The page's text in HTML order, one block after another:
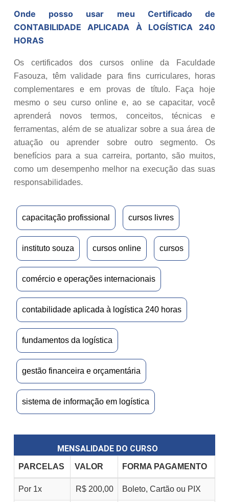
Onde posso usar meu Certificado de
CONTABILIDADE APLICADA À LOGÍSTICA 240
HORAS
Os certificados dos cursos online da Faculdade
Fasouza, têm validade para fins curriculares, horas
complementares e em provas de título. Faça hoje
mesmo o seu curso online e, ao se capacitar, você
aprenderá novos termos, conceitos, técnicas e
ferramentas, além de se atualizar sobre a sua área de
atuação ou aprender sobre outro segmento. Os
benefícios para a sua carreira, portanto, são muitos,
como um desempenho melhor na execução das suas
responsabilidades.
capacitação profissional cursos livres
instituto souza cursos online cursos
comércio e operações internacionais
contabilidade aplicada à logística 240 horas
fundamentos da logística
gestão financeira e orçamentária
sistema de informação em logística
MENSALIDADE DO CURSO
PARCELAS VALOR FORMA PAGAMENTO
Por 1x R$ 200,00 Boleto, Cartão ou PIX